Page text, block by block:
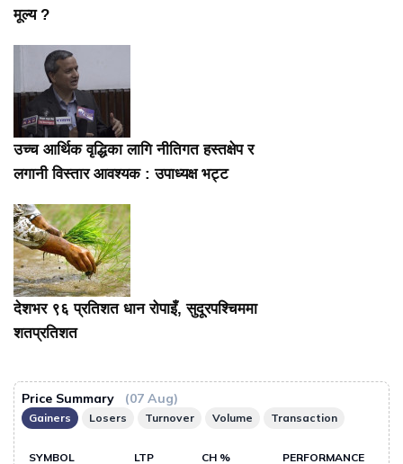
मूल्य ?
उच्च आर्थिक वृद्धिका लागि नीतिगत हस्तक्षेप र
लगानी विस्तार आवश्यक : उपाध्यक्ष भट्ट
देशभर ९६ प्रतिशत धान रोपाइँ, सुदूरपश्चिममा
शतप्रतिशत